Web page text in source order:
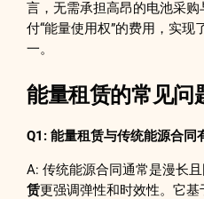
言，无需承担高昂的电池采
付“能量使用权”的费用，实
一。
能量租赁的常见问
Q1: 能量租赁与传统能源合同
A: 传统能源合同通常是漫长
赁更强调弹性和时效性。它基